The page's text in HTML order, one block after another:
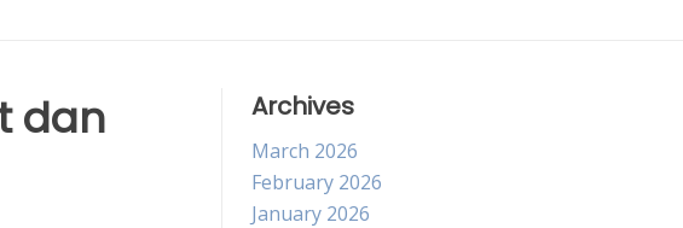
dan
Archives
March 2026
February 2026
January 2026